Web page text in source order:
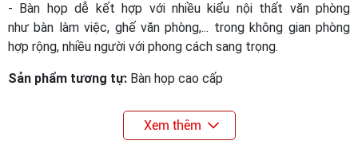
- Bàn họp dễ kết hợp với nhiều kiểu nội thất văn phòng
như bàn làm việc, ghế văn phòng,... trong không gian phòng
hợp rộng, nhiều người với phong cách sang trọng.
Sản phẩm tương tự: Bàn họp cao cấp
Xem thêm